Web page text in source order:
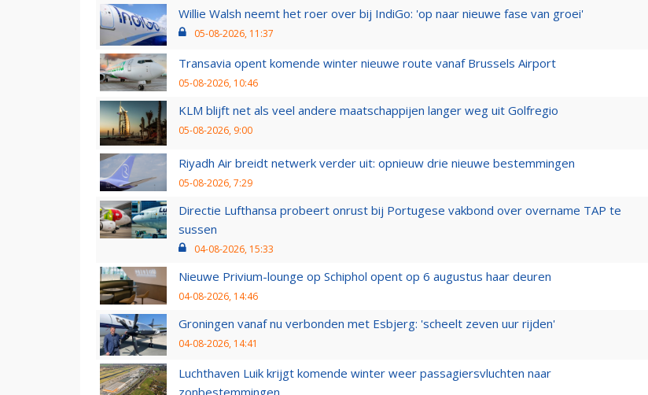
Willie Walsh neemt het roer over bij IndiGo: 'op naar nieuwe fase van groei'
05-08-2026, 11:37
Transavia opent komende winter nieuwe route vanaf Brussels Airport
05-08-2026, 10:46
KLM blijft net als veel andere maatschappijen langer weg uit Golfregio
05-08-2026, 9:00
Riyadh Air breidt netwerk verder uit: opnieuw drie nieuwe bestemmingen
05-08-2026, 7:29
Directie Lufthansa probeert onrust bij Portugese vakbond over overname TAP te
sussen
04-08-2026, 15:33
Nieuwe Privium-lounge op Schiphol opent op 6 augustus haar deuren
04-08-2026, 14:46
Groningen vanaf nu verbonden met Esbjerg: 'scheelt zeven uur rijden'
04-08-2026, 14:41
Luchthaven Luik krijgt komende winter weer passagiersvluchten naar